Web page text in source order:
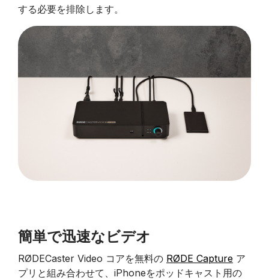
する必要を排除します。
簡単で迅速なビデオ
RØDECaster Video コアを無料の RØDE Capture ア
プリと組み合わせて、iPhoneをポッドキャスト用の